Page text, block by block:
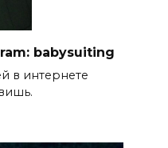
babysuiting
в интернете